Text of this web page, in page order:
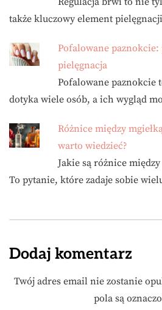
także kluczowy element
Pofalowane
pielęgnacja
Pofalowane paznokcie
dotyka wiele osób, a ich wygląd
Różnice między
warto wiedzieć?
Jakie są różnice
To pytanie, które zadaje sobie
Dodaj komentarz
Twój adres email nie zostanie
pola są